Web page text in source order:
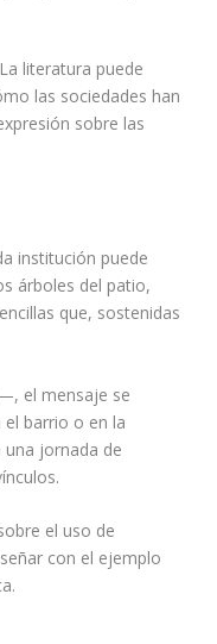
literatura puede
las sociedades han
sobre las
institución puede
árboles del patio,
que, sostenidas
el mensaje se
barrio o en la
jornada de
el uso de
con el ejemplo